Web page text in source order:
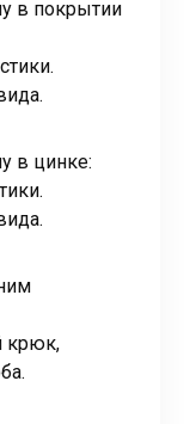
в покрытии
в цинке:
крюк,